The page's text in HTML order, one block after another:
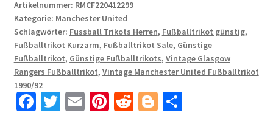
Heimtrikot
Fussballtrikots
für
Herren
Menge
Artikelnummer: RMCF220412299
Kategorie: Manchester United
Schlagwörter: Fussball Trikots Herren, Fußballtrikot günstig,
Fußballtrikot Kurzarm, Fußballtrikot Sale, Günstige
Fußballtrikot, Günstige Fußballtrikots, Vintage Glasgow
Rangers Fußballtrikot, Vintage Manchester United Fußballtrikot
1990/92
Fa T E Pi R Bl T